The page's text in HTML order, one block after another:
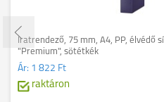
Iratrendező, 75 mm, A4, PP, élvédő
"Premium", sötétkék
Ár: 1 822 Ft
raktáron